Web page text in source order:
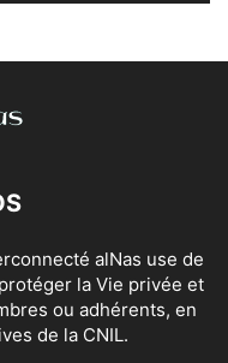
alNas use de
la Vie privée et
ou adhérents, en
de la CNIL.